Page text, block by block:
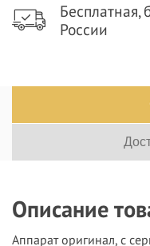
Бесплатная,
России
Описание
Аппарат оригинал, с